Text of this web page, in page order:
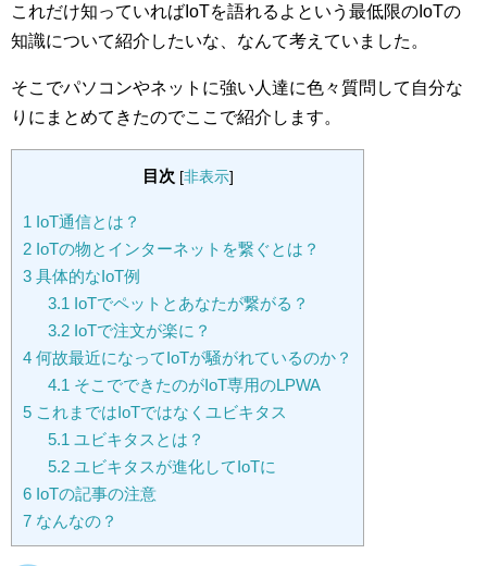
これだけ知っていればIoTを語れるよという最低限のIoTの
知識について紹介したいな、なんて考えていました。
そこでパソコンやネットに強い人達に色々質問して自分な
りにまとめてきたのでここで紹介します。
目次 [非表示]
1 IoT通信とは？
2 IoTの物とインターネットを繋ぐとは？
3 具体的なIoT例
3.1 IoTでペットとあなたが繋がる？
3.2IoTで注文が楽に？
4 何故最近になってIoTが騒がれているのか？
4.1 そこでできたのがIoT専用のLPWA
5 これまではIoTではなくユビキタス
5.1 ユビキタスとは？
5.2ユビキタスが進化してIoTに
6 IoTの記事の注意
7 なんなの？